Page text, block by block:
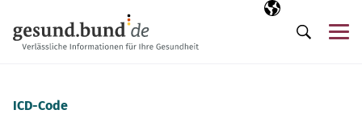
Выбранный
RU
Поиск
ICD-Code